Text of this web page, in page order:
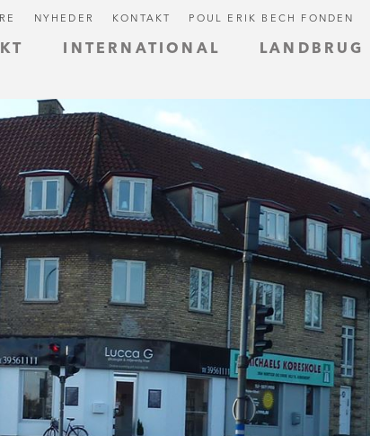
INTERNATIONAL LANDBRUG
NYHEDER KONTAKT POUL ERIK BECH FONDEN